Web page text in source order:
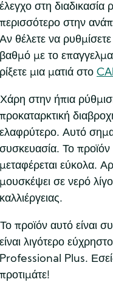
έλεγχο στη διαδικασία
περισσότερο στην
Αν θέλετε να
βαθμό με το
ρίξετε μια ματιά στο
Χάρη στην ήπια
προκαταρκτική
ελαφρύτερο. Αυτό
συσκευασία. Το προϊόν
μεταφέρεται εύκολα.
μουσκέψει σε νερό
καλλιέργειας.
Το προϊόν αυτό είναι
είναι λιγότερο
Professional Plus.
προτιμάτε!